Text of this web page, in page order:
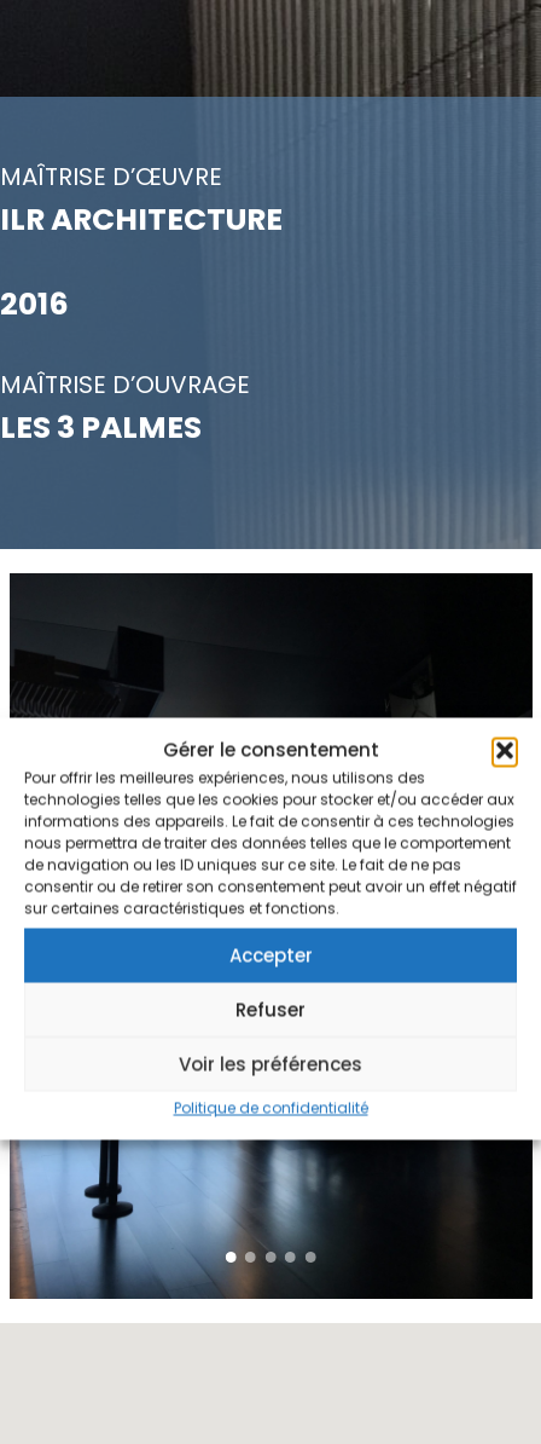
Gérer le consentement
Pour offrir les meilleures expériences, nous utilisons des
technologies telles que les cookies pour stocker et/ou accéder aux
informations des appareils. Le fait de consentir à ces technologies
nous permettra de traiter des données telles que le comportement
de navigation ou les ID uniques sur ce site. Le fait de ne pas
consentir ou de retirer son consentement peut avoir un effet négatif
sur certaines caractéristiques et fonctions.
Accepter
Refuser
Voir les préférences
Politique de confidentialité
MAÎTRISE D’ŒUVRE
ILR ARCHITECTURE
2016
MAÎTRISE D’OUVRAGE
LES 3 PALMES